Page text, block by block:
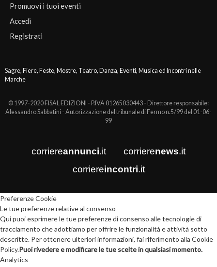
Promuovi i tuoi eventi
Accedi
Registrati
Sagre, Fiere, Feste, Mostre, Teatro, Danza, Eventi, Musica ed Incontri nelle
Marche
© 1997-2020 FISAL EDIZIONI - P.IVA 01265030443 - Direttore responsabile:
Alessandro Sabbatini - Autorizzazione del tribunale di Fermo n.5/99 del 01-06-
99
corriereannunci.it corrierenews.it
corriereincontri.it
Preferenze Cookie
Le tue preferenze relative al consenso
Qui puoi esprimere le tue preferenze di consenso alle tecnologie di
tracciamento che adottiamo per offrire le funzionalità e attività sotto
descritte. Per ottenere ulteriori informazioni, fai riferimento alla Cookie
Policy.Puoi rivedere e modificare le tue scelte in qualsiasi momento.
Analytics